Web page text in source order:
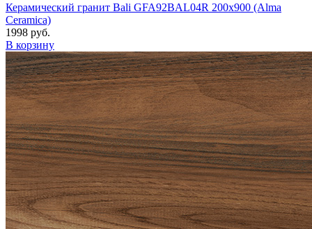
Керамический гранит Bali GFA92BAL04R 200x900 (Alma
Ceramica)
1998 руб.
В корзину